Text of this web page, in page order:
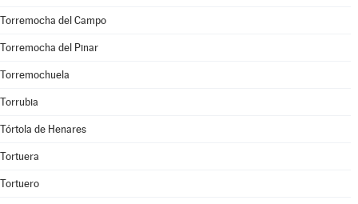
Torremocha del Campo
Torremocha del Pinar
Torremochuela
Torrubia
Tórtola de Henares
Tortuera
Tortuero